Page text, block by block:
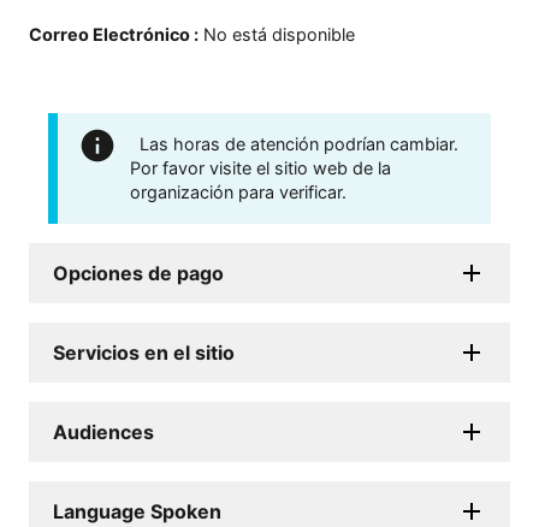
Correo Electrónico : No está disponible
Las horas de atención podrían cambiar.
Por favor visite el sitio web de la
organización para verificar.
Opciones de pago
Servicios en el sitio
Audiences
Language Spoken